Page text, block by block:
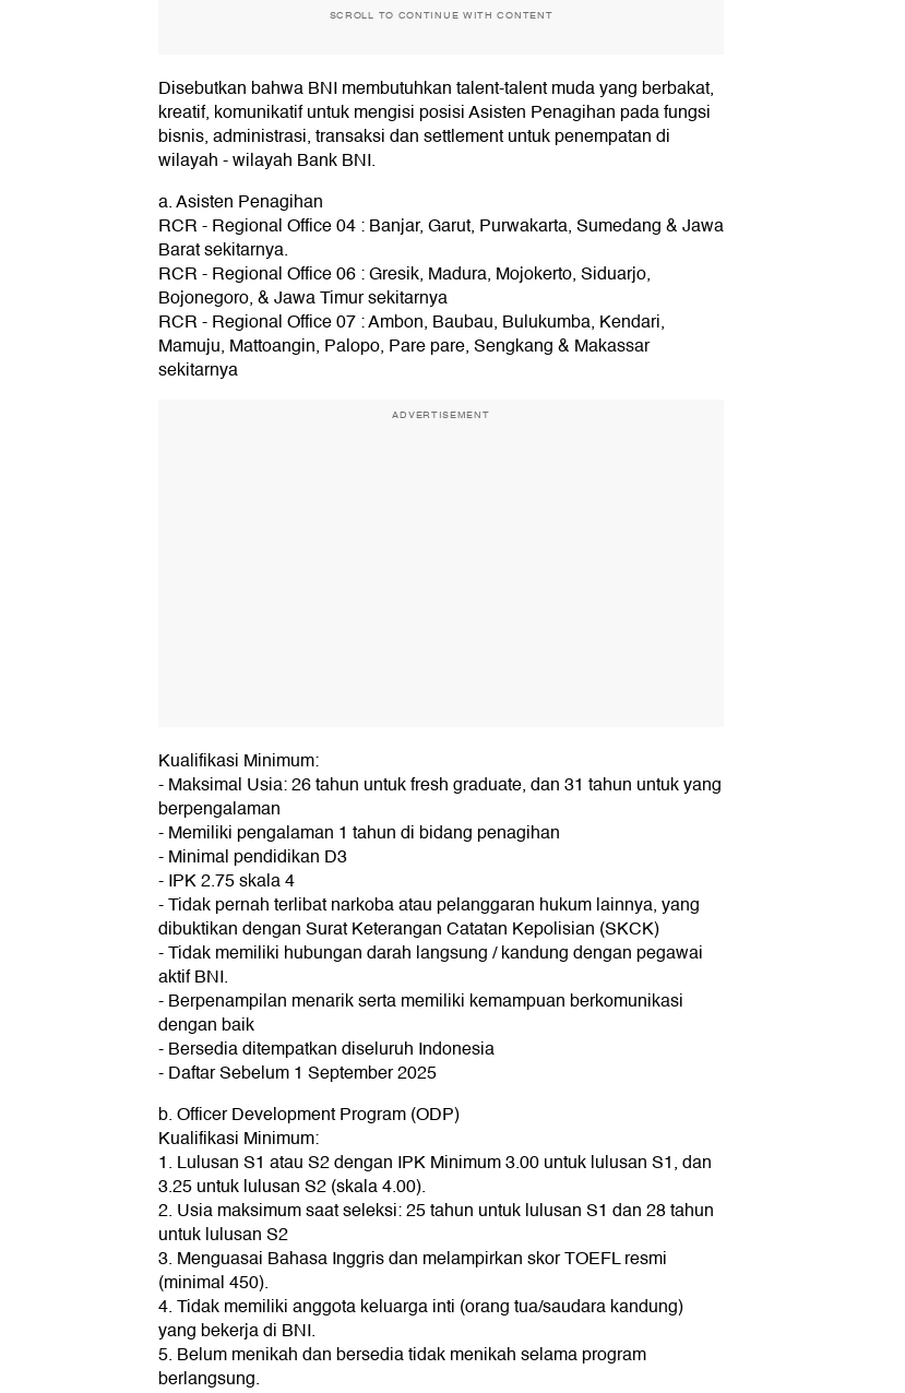
SCROLL TO CONTINUE WITH CONTENT
Disebutkan bahwa BNI membutuhkan talent-talent muda yang berbakat,
kreatif, komunikatif untuk mengisi posisi Asisten Penagihan pada fungsi
bisnis, administrasi, transaksi dan settlement untuk penempatan di
wilayah - wilayah Bank BNI.
a. Asisten Penagihan
RCR - Regional Office 04 : Banjar, Garut, Purwakarta, Sumedang & Jawa
Barat sekitarnya.
RCR - Regional Office 06 : Gresik, Madura, Mojokerto, Siduarjo,
Bojonegoro, & Jawa Timur sekitarnya
RCR - Regional Office 07 : Ambon, Baubau, Bulukumba, Kendari,
Mamuju, Mattoangin, Palopo, Pare pare, Sengkang & Makassar
sekitarnya
ADVERTISEMENT
Kualifikasi Minimum:
- Maksimal Usia: 26 tahun untuk fresh graduate, dan 31 tahun untuk yang
berpengalaman
- Memiliki pengalaman 1 tahun di bidang penagihan
- Minimal pendidikan D3
- IPK 2.75 skala 4
- Tidak pernah terlibat narkoba atau pelanggaran hukum lainnya, yang
dibuktikan dengan Surat Keterangan Catatan Kepolisian (SKCK)
- Tidak memiliki hubungan darah langsung / kandung dengan pegawai
aktif BNI.
- Berpenampilan menarik serta memiliki kemampuan berkomunikasi
dengan baik
- Bersedia ditempatkan diseluruh Indonesia
- Daftar Sebelum 1 September 2025
b. Officer Development Program (ODP)
Kualifikasi Minimum:
1. Lulusan S1 atau S2 dengan IPK Minimum 3.00 untuk lulusan S1, dan
3.25 untuk lulusan S2 (skala 4.00).
2. Usia maksimum saat seleksi: 25 tahun untuk lulusan S1 dan 28 tahun
untuk lulusan S2
3. Menguasai Bahasa Inggris dan melampirkan skor TOEFL resmi
(minimal 450).
4. Tidak memiliki anggota keluarga inti (orang tua/saudara kandung)
yang bekerja di BNI.
5. Belum menikah dan bersedia tidak menikah selama program
berlangsung.